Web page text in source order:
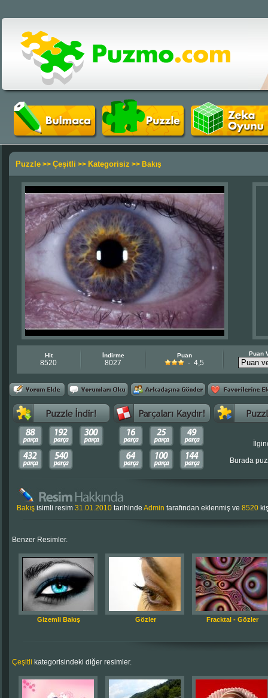
Puzzle >> Çeşitli >> Kategorisiz >> Bakış
Hit
8520
İndirme
8027
Puan
- 4,5
Puan
Burada
Bakış isimli resim 31.01.2010 tarihinde Admin tarafından eklenmiş ve 8520
Benzer Resimler.
Gizemli Bakış Gözler Fracktal - Gözler
Çeşitli kategorisindeki diğer resimler.